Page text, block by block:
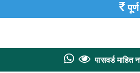
पासवर्ड